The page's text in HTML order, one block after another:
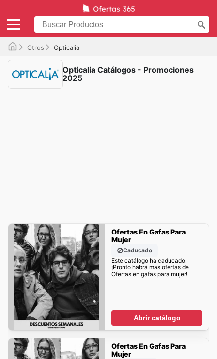
Otros Opticalia
Opticalia Catálogos - Promociones
2025
Ofertas En Gafas Para
Mujer
Caducado
Este catálogo ha caducado.
¡Pronto habrá mas ofertas de
Ofertas en gafas para mujer!
Abrir catálogo
Ofertas En Gafas Para
Mujer